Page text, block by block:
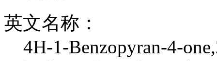
英文名称：
4H-1-Benzopyran-4-